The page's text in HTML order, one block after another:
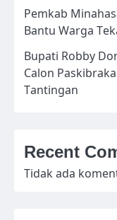
Pemkab
Bantu Warga
Bupati Robby
Calon
Tantingan
Recent
Tidak ada